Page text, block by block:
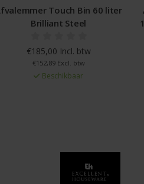
Afvalbak Touch bin New recycle
10/23 liter matt steel fingerprint
€179,00 Incl. btw
€147,93 Excl. btw